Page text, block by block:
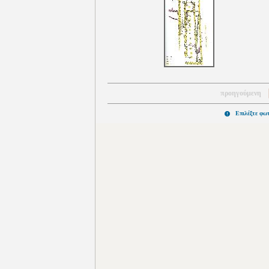
προηγούμενη
Επιλέξτε